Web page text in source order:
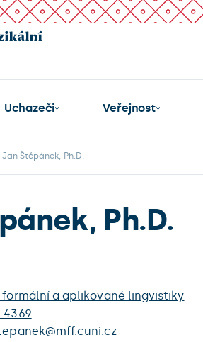
Uchazeči Veřejnost
Jan Štěpánek, Ph.D.
Ph.D.
formální a aplikované lingvistiky
4369